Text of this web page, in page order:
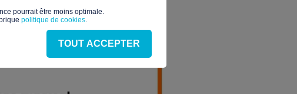
pourrait être moins optimale.​
politique de cookies
TOUT ACCEPTER